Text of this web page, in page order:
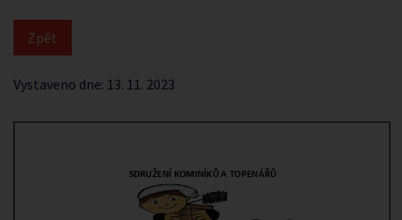
Vystaveno dne: 13. 11. 2023